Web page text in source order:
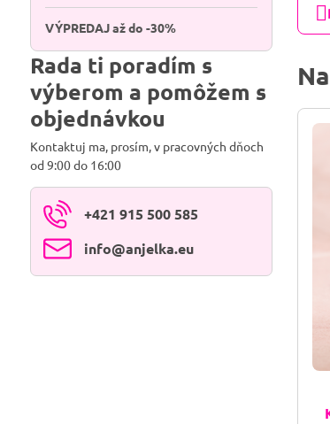
VÝPREDAJ až do -30%
Rada ti poradím s
výberom a pomôžem s
objednávkou
Kontaktuj ma, prosím, v pracovných dňoch
od 9:00 do 16:00
+421 915 500 585
info​@anjelka​.eu